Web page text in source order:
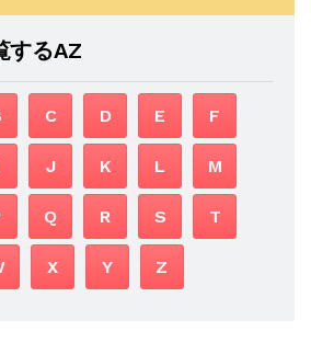
するAZ
C D E F
J K L M
Q R S T
X Y Z